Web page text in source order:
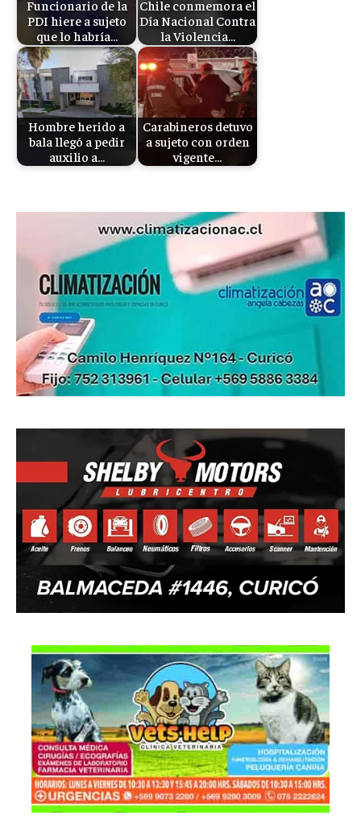
Funcionario de la
PDI hiere a sujeto
que lo habría…
Chile conmemora el
Día Nacional Contra
la Violencia…
Hombre herido a
bala llegó a pedir
auxilio a…
Carabineros detuvo
a sujeto con orden
vigente…